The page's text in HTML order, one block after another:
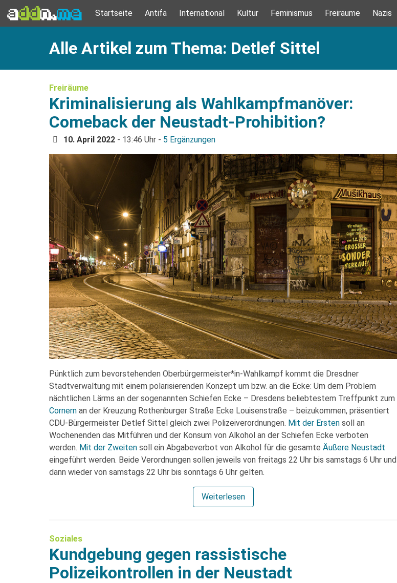
Startseite Antifa International Kultur Feminismus Freiräume Nazis
Alle Artikel zum Thema: Detlef Sittel
Freiräume
Kriminalisierung als Wahlkampfmanöver:
Comeback der Neustadt-Prohibition?
10. April 2022 - 13:46 Uhr - 5 Ergänzungen
Pünktlich zum bevorstehenden Oberbürgermeister*in-Wahlkampf kommt die Dresdner
Stadtverwaltung mit einem polarisierenden Konzept um bzw. an die Ecke: Um dem Problem
nächtlichen Lärms an der sogenannten Schiefen Ecke – Dresdens beliebtestem Treffpunkt zum
Cornern an der Kreuzung Rothenburger Straße Ecke Louisenstraße – beizukommen, präsentiert
CDU-Bürgermeister Detlef Sittel gleich zwei Polizeiverordnungen. Mit der Ersten soll an
Wochenenden das Mitführen und der Konsum von Alkohol an der Schiefen Ecke verboten
werden. Mit der Zweiten soll ein Abgabeverbot von Alkohol für die gesamte Äußere Neustadt
eingeführt werden. Beide Verordnungen sollen jeweils von freitags 22 Uhr bis samstags 6 Uhr und
dann wieder von samstags 22 Uhr bis sonntags 6 Uhr gelten.
Weiterlesen
Soziales
Kundgebung gegen rassistische
Polizeikontrollen in der Neustadt